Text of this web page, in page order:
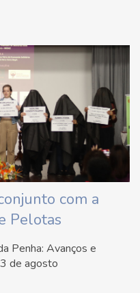
com a
Pelotas
Penha: Avanços e
de agosto